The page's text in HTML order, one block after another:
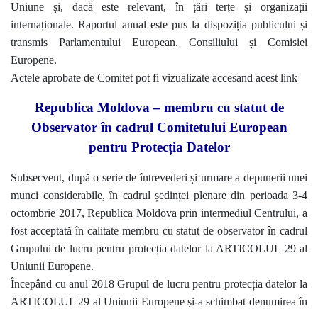
Uniune și, dacă este relevant, în țări terțe și organizații
internaționale. Raportul anual este pus la dispoziția publicului și
transmis Parlamentului European, Consiliului și Comisiei
Europene.
Actele aprobate de Comitet pot fi vizualizate accesand acest link
Republica Moldova – membru cu statut de
Observator în cadrul Comitetului European
pentru Protecția Datelor
Subsecvent, după o serie de întrevederi și urmare a depunerii unei
munci considerabile, în cadrul ședinței plenare din perioada 3-4
octombrie 2017, Republica Moldova prin intermediul Centrului, a
fost acceptată în calitate membru cu statut de observator în cadrul
Grupului de lucru pentru protecția datelor la ARTICOLUL 29 al
Uniunii Europene.
Începând cu anul 2018 Grupul de lucru pentru protecția datelor la
ARTICOLUL 29 al Uniunii Europene și-a schimbat denumirea în